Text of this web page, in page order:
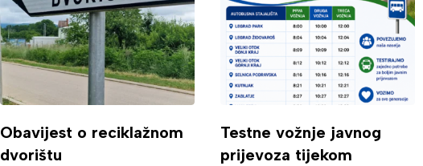
Obavijest o reciklažnom
dvorištu
Testne vožnje javnog
prijevoza tijekom